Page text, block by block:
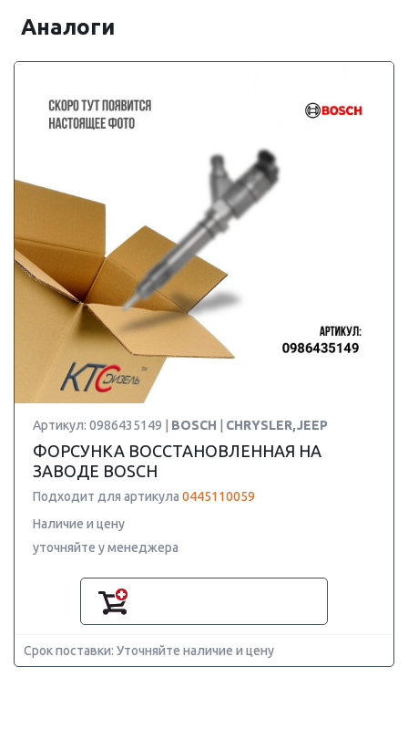
Аналоги
Артикул: 0986435149 | BOSCH CHRYSLER,JEEP
ФОРСУНКА ВОССТАНОВЛЕННАЯ НА
ЗАВОДЕ BOSCH
Подходит для артикула 0445110059
Наличие и цену
уточняйте у менеджера
Срок поставки: Уточняйте наличие и цену